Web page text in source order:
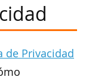
de Privacidad